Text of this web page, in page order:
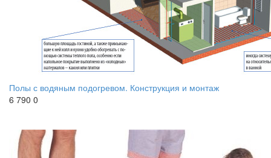
Полы с водяным подогревом. Конструкция и монтаж
6 790 0